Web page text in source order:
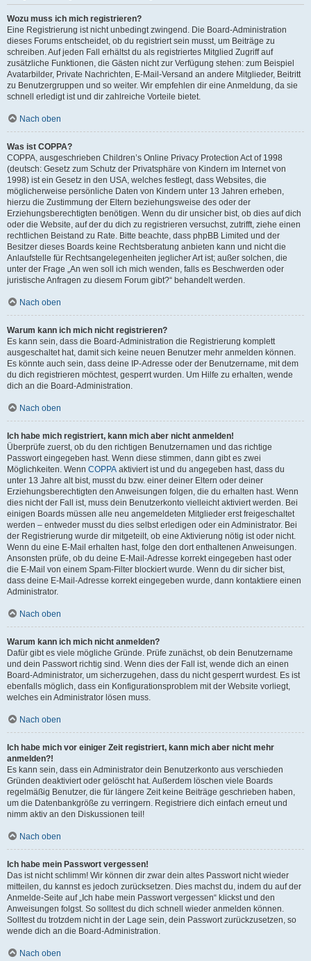
Wozu muss ich mich registrieren?
Eine Registrierung ist nicht unbedingt zwingend. Die Board-Administration
dieses Forums entscheidet, ob du registriert sein musst, um Beiträge zu
schreiben. Auf jeden Fall erhältst du als registriertes Mitglied Zugriff auf
zusätzliche Funktionen, die Gästen nicht zur Verfügung stehen: zum Beispiel
Avatarbilder, Private Nachrichten, E-Mail-Versand an andere Mitglieder, Beitritt
zu Benutzergruppen und so weiter. Wir empfehlen dir eine Anmeldung, da sie
schnell erledigt ist und dir zahlreiche Vorteile bietet.
Nach oben
Was ist COPPA?
COPPA, ausgeschrieben Children’s Online Privacy Protection Act of 1998
(deutsch: Gesetz zum Schutz der Privatsphäre von Kindern im Internet von
1998) ist ein Gesetz in den USA, welches festlegt, dass Websites, die
möglicherweise persönliche Daten von Kindern unter 13 Jahren erheben,
hierzu die Zustimmung der Eltern beziehungsweise des oder der
Erziehungsberechtigten benötigen. Wenn du dir unsicher bist, ob dies auf dich
oder die Website, auf der du dich zu registrieren versuchst, zutrifft, ziehe einen
rechtlichen Beistand zu Rate. Bitte beachte, dass phpBB Limited und der
Besitzer dieses Boards keine Rechtsberatung anbieten kann und nicht die
Anlaufstelle für Rechtsangelegenheiten jeglicher Art ist; außer solchen, die
unter der Frage „An wen soll ich mich wenden, falls es Beschwerden oder
juristische Anfragen zu diesem Forum gibt?“ behandelt werden.
Nach oben
Warum kann ich mich nicht registrieren?
Es kann sein, dass die Board-Administration die Registrierung komplett
ausgeschaltet hat, damit sich keine neuen Benutzer mehr anmelden können.
Es könnte auch sein, dass deine IP-Adresse oder der Benutzername, mit dem
du dich registrieren möchtest, gesperrt wurden. Um Hilfe zu erhalten, wende
dich an die Board-Administration.
Nach oben
Ich habe mich registriert, kann mich aber nicht anmelden!
Überprüfe zuerst, ob du den richtigen Benutzernamen und das richtige
Passwort eingegeben hast. Wenn diese stimmen, dann gibt es zwei
Möglichkeiten. Wenn COPPA aktiviert ist und du angegeben hast, dass du
unter 13 Jahre alt bist, musst du bzw. einer deiner Eltern oder deiner
Erziehungsberechtigten den Anweisungen folgen, die du erhalten hast. Wenn
dies nicht der Fall ist, muss dein Benutzerkonto vielleicht aktiviert werden. Bei
einigen Boards müssen alle neu angemeldeten Mitglieder erst freigeschaltet
werden – entweder musst du dies selbst erledigen oder ein Administrator. Bei
der Registrierung wurde dir mitgeteilt, ob eine Aktivierung nötig ist oder nicht.
Wenn du eine E-Mail erhalten hast, folge den dort enthaltenen Anweisungen.
Ansonsten prüfe, ob du deine E-Mail-Adresse korrekt eingegeben hast oder
die E-Mail von einem Spam-Filter blockiert wurde. Wenn du dir sicher bist,
dass deine E-Mail-Adresse korrekt eingegeben wurde, dann kontaktiere einen
Administrator.
Nach oben
Warum kann ich mich nicht anmelden?
Dafür gibt es viele mögliche Gründe. Prüfe zunächst, ob dein Benutzername
und dein Passwort richtig sind. Wenn dies der Fall ist, wende dich an einen
Board-Administrator, um sicherzugehen, dass du nicht gesperrt wurdest. Es ist
ebenfalls möglich, dass ein Konfigurationsproblem mit der Website vorliegt,
welches ein Administrator lösen muss.
Nach oben
Ich habe mich vor einiger Zeit registriert, kann mich aber nicht mehr
anmelden?!
Es kann sein, dass ein Administrator dein Benutzerkonto aus verschieden
Gründen deaktiviert oder gelöscht hat. Außerdem löschen viele Boards
regelmäßig Benutzer, die für längere Zeit keine Beiträge geschrieben haben,
um die Datenbankgröße zu verringern. Registriere dich einfach erneut und
nimm aktiv an den Diskussionen teil!
Nach oben
Ich habe mein Passwort vergessen!
Das ist nicht schlimm! Wir können dir zwar dein altes Passwort nicht wieder
mitteilen, du kannst es jedoch zurücksetzen. Dies machst du, indem du auf der
Anmelde-Seite auf „Ich habe mein Passwort vergessen“ klickst und den
Anweisungen folgst. So solltest du dich schnell wieder anmelden können.
Solltest du trotzdem nicht in der Lage sein, dein Passwort zurückzusetzen, so
wende dich an die Board-Administration.
Nach oben